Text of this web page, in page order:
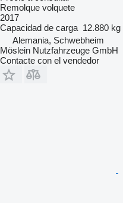
Remolque volquete
2017
Capacidad de carga 12.880 kg
Alemania, Schwebheim
Möslein Nutzfahrzeuge GmbH
Contacte con el vendedor